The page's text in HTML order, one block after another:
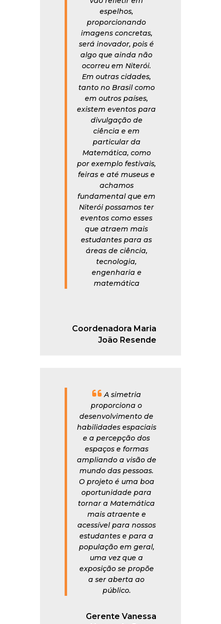
espelhos,
proporcionando
imagens concretas,
será inovador, pois é
algo que ainda não
ocorreu em Niterói.
Em outras cidades,
tanto no Brasil como
em outros países,
existem eventos para
divulgação de
ciência e em
particular da
Matemática, como
por exemplo festivais,
feiras e até museus e
achamos
fundamental que em
Niterói possamos ter
eventos como esses
que atraem mais
estudantes para as
áreas de ciência,
tecnologia,
engenharia e
matemática
Coordenadora Maria
João Resende
A simetria
proporciona o
desenvolvimento de
habilidades espaciais
e a percepção dos
espaços e formas
ampliando a visão de
mundo das pessoas.
O projeto é uma boa
oportunidade para
tornar a Matemática
mais atraente e
acessível para nossos
estudantes e para a
população em geral,
uma vez que a
exposição se propõe
a ser aberta ao
público.
Gerente Vanessa